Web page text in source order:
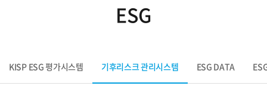
ESG
KISP ESG 평가시스템 기후리스크 관리시스템 ESG DATA